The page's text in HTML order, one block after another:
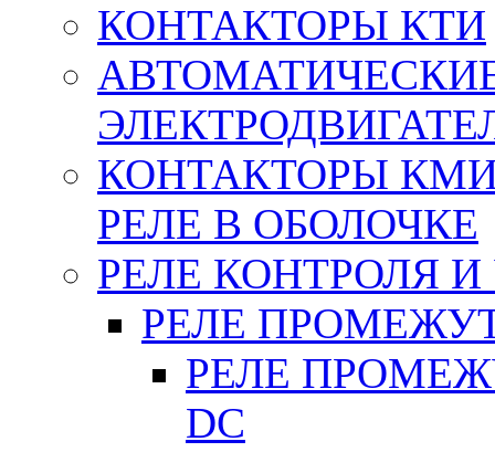
КОНТАКТОРЫ КТИ
КОНТАКТОРЫ
РЕЛЕ В ОБОЛОЧКЕ
РЕЛЕ КОНТРОЛЯ
РЕЛЕ
РЕЛЕ
DC